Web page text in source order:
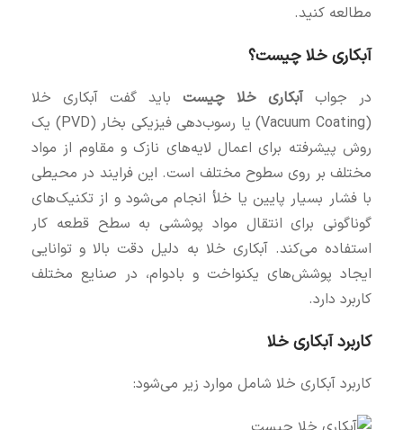
مطالعه کنید.
آبکاری خلا چیست؟
در جوابآبکاری خلا چیست باید گفت آبکاری خلا
(Vacuum Coating) یا رسوب‌دهی فیزیکی بخار (PVD) یک
روش پیشرفته برای اعمال لایه‌های نازک و مقاوم از مواد
مختلف بر روی سطوح مختلف است. این فرایند در محیطی
با فشار بسیار پایین یا خلأ انجام می‌شود و از تکنیک‌های
گوناگونی برای انتقال مواد پوششی به سطح قطعه کار
استفاده می‌کند. آبکاری خلا به دلیل دقت بالا و توانایی
ایجاد پوشش‌های یکنواخت و بادوام، در صنایع مختلف
کاربرد دارد.
کاربرد آبکاری خلا
کاربرد آبکاری خلا شامل موارد زیر می‌شود: